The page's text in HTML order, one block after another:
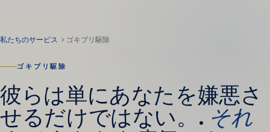
私たちのサービス › ゴキブリ駆除
ゴキブリ駆除
彼らは単にあなたを嫌悪さ
せるだけではない。. それ